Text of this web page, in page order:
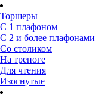
Торшеры
С 1 плафоном
С 2 и более плафонами
Со столиком
На треноге
Для чтения
Изогнутые